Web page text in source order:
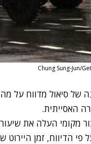
של סיאול מדווח על מה
האסייתית.